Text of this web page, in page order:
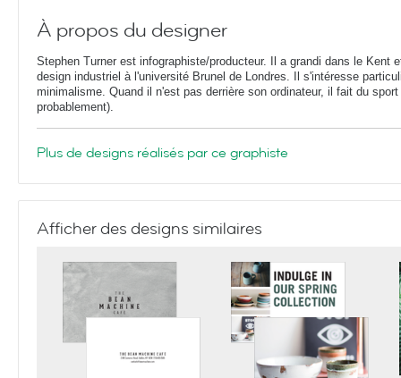
À propos du designer
Stephen Turner est infographiste/producteur. Il a grandi dans le Kent
design industriel à l'université Brunel de Londres. Il s'intéresse
minimalisme. Quand il n'est pas derrière son ordinateur, il fait du
probablement).
Plus de designs réalisés par ce graphiste
Afficher des designs similaires